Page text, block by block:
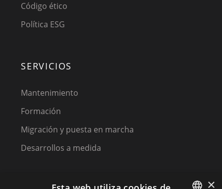
Código ético
Política ESG
SERVICIOS
Mantenimiento
Formación
Migración y puesta en marcha
Desarrollos a medida
×